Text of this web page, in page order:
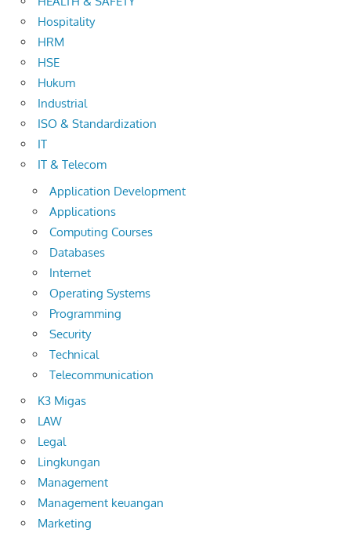
Hospitality
HRM
HSE
Hukum
Industrial
ISO & Standardization
IT
IT & Telecom
Application Development
Applications
Computing Courses
Databases
Internet
Operating Systems
Programming
Security
Technical
Telecommunication
K3 Migas
LAW
Legal
Lingkungan
Management
Management keuangan
Marketing